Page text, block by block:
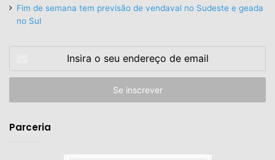
Fim de semana tem previsão de vendaval no Sudeste e geada
no Sul
seu
de
Parceria